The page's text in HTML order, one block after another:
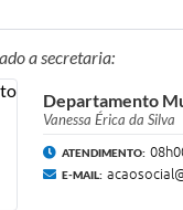
a secretaria:
Departamento
Vanessa Érica da Silva
ATENDIMENTO:
E-MAIL: